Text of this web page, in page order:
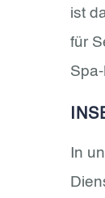
ist
für
In